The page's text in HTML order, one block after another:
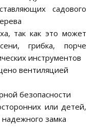
садового
так как это может
грибка, порче
инструментов
вентиляцией
безопасности
или детей,
надежного замка